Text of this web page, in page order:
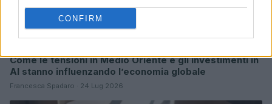
CONFIRM
Come le tensioni in Medio Oriente e gli investimenti in
AI stanno influenzando l’economia globale
Francesca Spadaro · 24 Lug 2026